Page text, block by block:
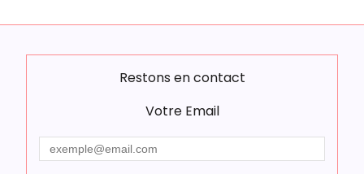
Restons en contact
Votre Email